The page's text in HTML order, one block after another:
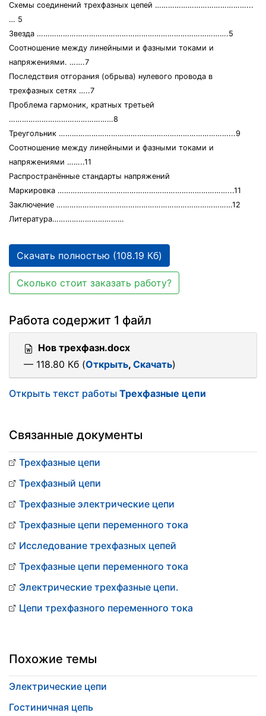
Схемы соединений трехфазных цепей ……………………………………...
… 5
Звезда …………………………………………………………………………….5
Соотношение между линейными и фазными токами и
напряжениями. …….7
Последствия отгорания (обрыва) нулевого провода в
трехфазных сетях …..7
Проблема гармоник, кратных третьей
…………………………………………8
Треугольник ……………………………………………………………………...9
Соотношение между линейными и фазными токами и
напряжениями ……..11
Распространённые стандарты напряжений
Маркировка ……………………………………………………………………...11
Заключение ………………………………………………………………………12
Литература……………………………
Скачать полностью (108.19 Кб)
Сколько стоит заказать работу?
Работа содержит 1 файл
Нов трехфазн.docx
— 118.80 Кб (Открыть, Скачать)
Открыть текст работы Трехфазные цепи
Связанные документы
Трехфазные цепи
Трехфазный цепи
Трехфазные электрические цепи
Трехфазные цепи переменного тока
Исследование трехфазных цепей
Трехфазные цепи переменного тока
Электрические трехфазные цепи.
Цепи трехфазного переменного тока
Похожие темы
Электрические цепи
Гостиничная цепь